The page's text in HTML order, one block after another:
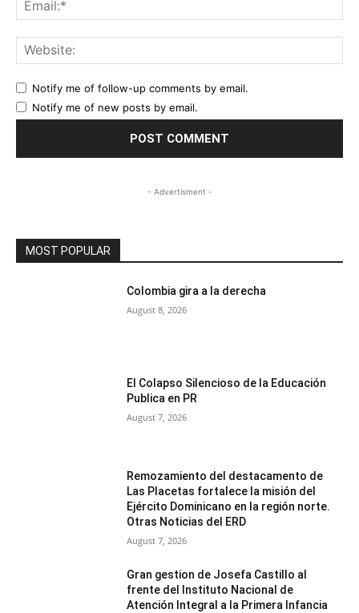
Notify me of follow-up comments by email.
Notify me of new posts by email.
- Advertisment -
MOST POPULAR
Colombia gira a la derecha
August 8, 2026
El Colapso Silencioso de la Educación
Publica en PR
August 7, 2026
Remozamiento del destacamento de
Las Placetas fortalece la misión del
Ejército Dominicano en la región norte.
Otras Noticias del ERD
August 7, 2026
Gran gestion de Josefa Castillo al
frente del Instituto Nacional de
Atención Integral a la Primera Infancia